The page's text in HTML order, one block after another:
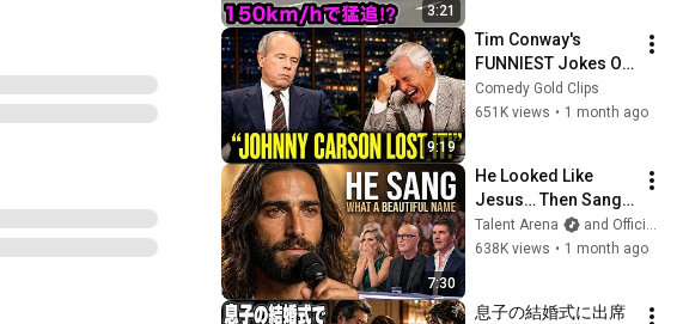
3:21
9:19
Tim Conway's
FUNNIEST Jokes On
The Tonight Show
Comedy Gold Clips
651K views • 1 month ago
7:30
He Looked Like
Jesus… Then Sang
ONE Name That
Stopped the Arena |
Talent Arena
and Official Elias Grace
638K views • 1 month ago
息子の結婚式に出席